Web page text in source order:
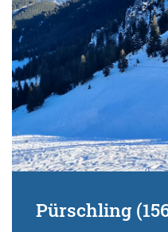
von
Suchbegriff:
Pürschling